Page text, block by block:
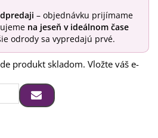
– objednávku prijímame
na jeseň v ideálnom čase
odrody sa vypredajú prvé.
produkt skladom. Vložte váš e-